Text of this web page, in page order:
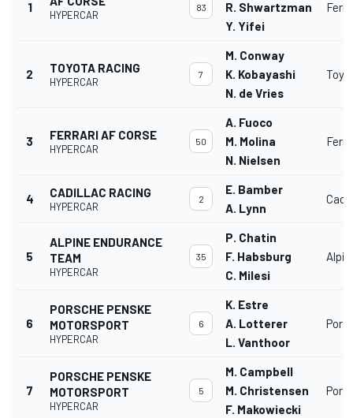
1
HYPERCAR
83
R. Shwartzman
Y. Yifei
2 TOYOTA RACING
HYPERCAR
7
M. Conway
K. Kobayashi
N. de Vries
3 FERRARI AF CORSE
HYPERCAR
50
A. Fuoco
M. Molina
N. Nielsen
4 CADILLAC RACING
HYPERCAR
2
E. Bamber
A. Lynn
5
ALPINE ENDURANCE
TEAM
HYPERCAR
35
P. Chatin
F. Habsburg
C. Milesi
6
PORSCHE PENSKE
MOTORSPORT
HYPERCAR
6
K. Estre
A. Lotterer
L. Vanthoor
7
PORSCHE PENSKE
MOTORSPORT
HYPERCAR
5
M. Campbell
M. Christensen
F. Makowiecki